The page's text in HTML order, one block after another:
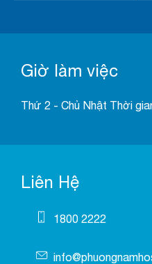
Giờ làm việc
Thứ 2 - Chủ Nhật Thời
Liên Hệ
1800 2222